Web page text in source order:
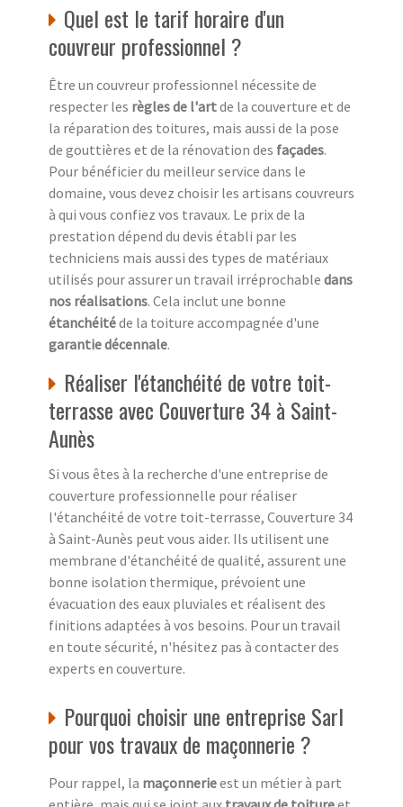
Quel est le tarif horaire d'un
couvreur professionnel ?
Être un couvreur professionnel nécessite de
respecter les règles de l'artde la couverture et de
la réparation des toitures, mais aussi de la pose
de gouttières et de la rénovation des façades.
Pour bénéficier du meilleur service dans le
domaine, vous devez choisir les artisans couvreurs
à qui vous confiez vos travaux. Le prix de la
prestation dépend du devis établi par les
techniciens mais aussi des types de matériaux
utilisés pour assurer un travail irréprochable dans
nos réalisations. Cela inclut une bonne
étanchéitéde la toiture accompagnée d'une
garantie décennale.
Réaliser l'étanchéité de votre toit-
terrasse avec Couverture 34 à Saint-
Aunès
Si vous êtes à la recherche d'une entreprise de
couverture professionnelle pour réaliser
l'étanchéité de votre toit-terrasse, Couverture 34
à Saint-Aunès peut vous aider. Ils utilisent une
membrane d'étanchéité de qualité, assurent une
bonne isolation thermique, prévoient une
évacuation des eaux pluviales et réalisent des
finitions adaptées à vos besoins. Pour un travail
en toute sécurité, n'hésitez pas à contacter des
experts en couverture.
Pourquoi choisir une entreprise Sarl
pour vos travaux de maçonnerie ?
Pour rappel, la maçonnerieest un métier à part